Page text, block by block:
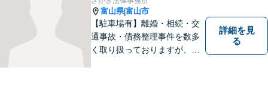
富山県|富山市
【駐車場有】離婚・相続・交
通事故・債務整理事件を数多
く取り扱っておりますが、そ
詳細を見
る